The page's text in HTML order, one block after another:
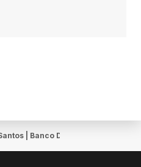
| Banco Do Brasil Em Santos